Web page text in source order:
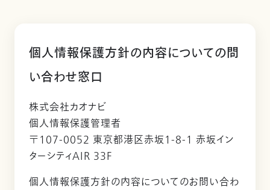
個人情報保護方針の内容についての問
い合わせ窓口
株式会社カオナビ
個人情報保護管理者
〒107-0052 東京都港区赤坂1-8-1 赤坂イン
ターシティAIR 33F
個人情報保護方針の内容についてのお問い合わ